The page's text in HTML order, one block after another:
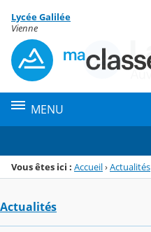
Menu de la rubrique
Contenu
Lycée Galilée
Vienne
MENU
Vous êtes ici : Accueil›Actualités
Actualités